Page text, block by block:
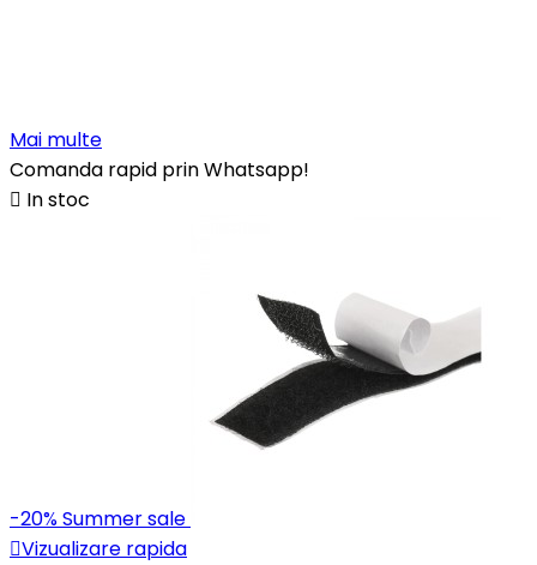
Mai multe
Comanda rapid prin Whatsapp!
 In stoc
-20%Summer sale
Vizualizare rapida